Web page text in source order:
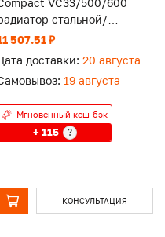
VC33/500/600
стальной/
нижнее
507.51 ₽
доставки: 20 августа
19 августа
Мгновенный кеш-бэк
+ 115 ?
КОНСУЛЬТАЦИЯ